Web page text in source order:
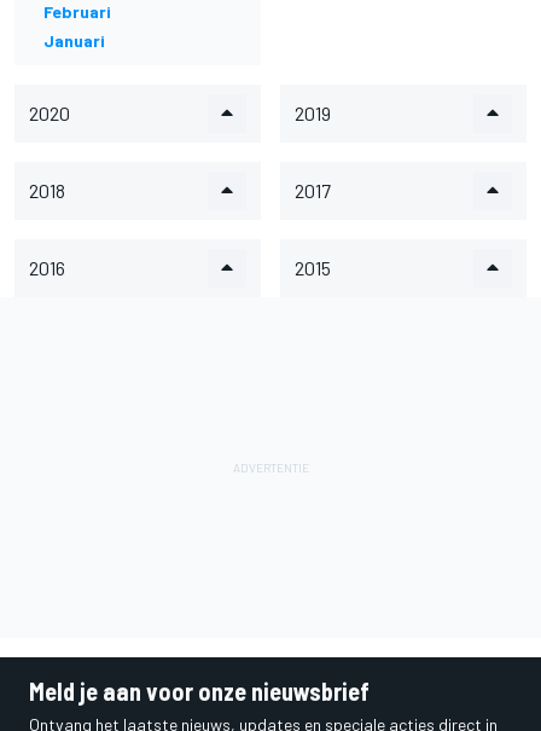
Februari
Januari
2020 2019
2018 2017
2016 2015
Meld je aan voor onze nieuwsbrief
Ontvang het laatste nieuws, updates en speciale acties direct in